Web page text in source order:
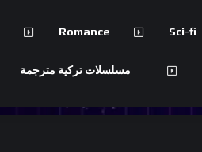
Romance Sci-fi
مسلسلات تركية مترجمة